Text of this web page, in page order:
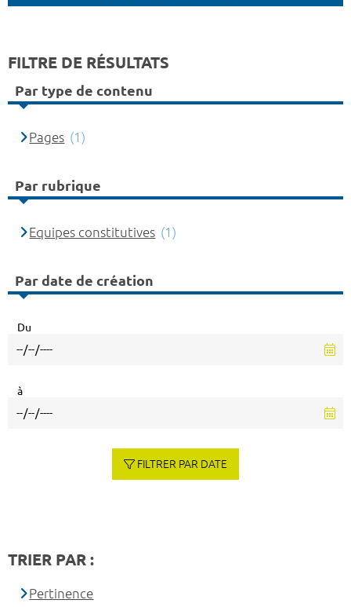
FILTRE DE RÉSULTATS
Par type de contenu
Pages (1)
Par rubrique
Equipes constitutives (1)
Par date de création
Du
à
FILTRER PAR DATE
TRIER PAR :
Pertinence